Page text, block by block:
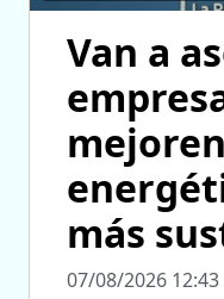
Van a
más
07/08/2026 12:43